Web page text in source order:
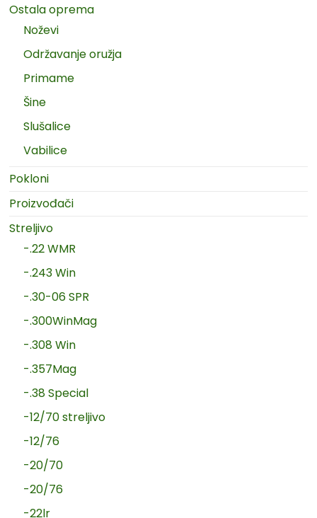
Ostala oprema
Noževi
Održavanje oružja
Primame
Šine
Slušalice
Vabilice
Pokloni
Proizvođači
Streljivo
-.22 WMR
-.243 Win
-.30-06 SPR
-.300WinMag
-.308 Win
-.357Mag
-.38 Special
-12/70 streljivo
-12/76
-20/70
-20/76
-22lr